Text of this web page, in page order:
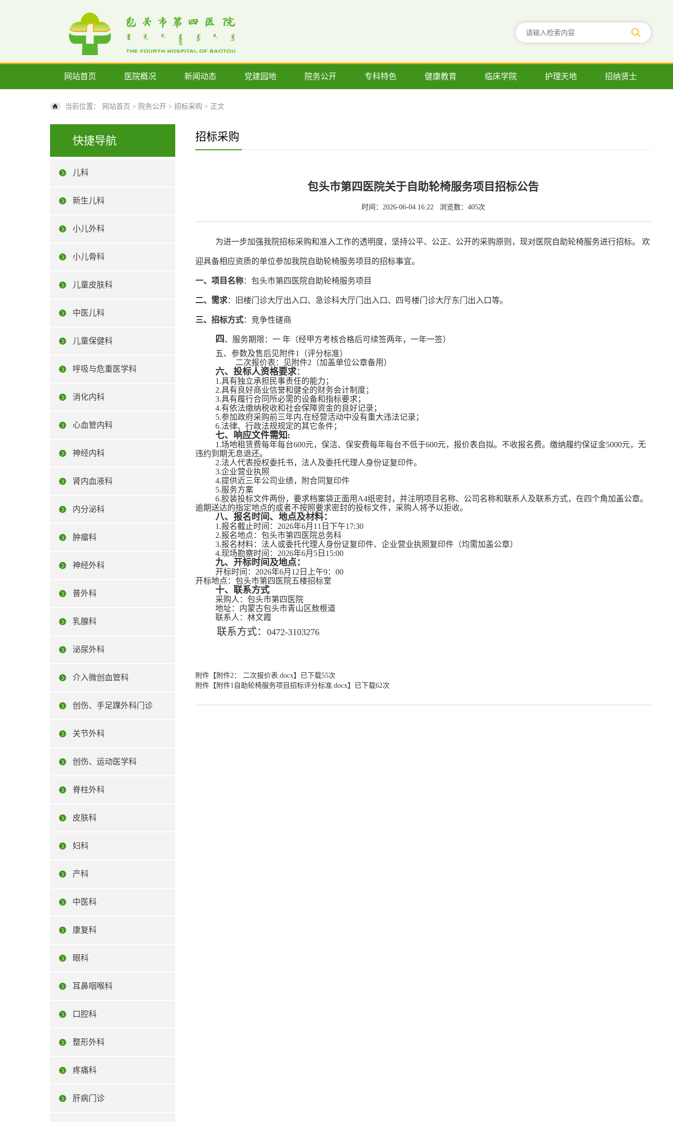
网站首页 医院概况 新闻动态 党建园地 院务公开 专科特色 健康教育 临床学院 护理天地 招纳贤士
当前位置： 网站首页 > 院务公开 > 招标采购 > 正文
快捷导航
儿科
新生儿科
小儿外科
小儿骨科
儿童皮肤科
中医儿科
儿童保健科
呼吸与危重医学科
消化内科
心血管内科
神经内科
肾内血液科
内分泌科
肿瘤科
神经外科
普外科
乳腺科
泌尿外科
介入微创血管科
创伤、手足踝外科门诊
关节外科
创伤、运动医学科
脊柱外科
皮肤科
妇科
产科
中医科
康复科
眼科
耳鼻咽喉科
口腔科
整形外科
疼痛科
肝病门诊
招标采购
包头市第四医院关于自助轮椅服务项目招标公告
时间：2026-06-04 16:22 浏览数： 405次
为进一步加强我院招标采购和准入工作的透明度，坚持公平、公正、公开的采购原则，现对医院自助轮椅服务进行招标。 欢
迎具备相应资质的单位参加我院自助轮椅服务项目的招标事宜。
一、项目名称：包头市第四医院自助轮椅服务项目
二、 需求：旧楼门诊大厅出入口、急诊科大厅门出入口、四号楼门诊大厅东门出入口等。
三、 招标方式：竞争性磋商
四 、服务期限：一 年（经甲方考核合格后可续签两年，一年一签）
五、参数及售后见附件1（评分标准）
二次报价表：见附件2（加盖单位公章备用）
六、投标人资格要求：
1.具有独立承担民事责任的能力；
2.具有良好商业信誉和健全的财务会计制度；
3.具有履行合同所必需的设备和指标要求；
4.有依法缴纳税收和社会保障资金的良好记录；
5.参加政府采购前三年内,在经营活动中没有重大违法记录；
6.法律、行政法规规定的其它条件；
七、响应文件需知 :
1.场地租赁费每年每台600元，保洁、保安费每年每台不低于600元，报价表自拟。不收报名费。缴纳履约保证金5000元，无
违约到期无息退还。
2.法人代表授权委托书，法人及委托代理人身份证复印件。
3.企业营业执照
4.提供近三年公司业绩，附合同复印件
5.服务方案
6.胶装投标文件两份，要求档案袋正面用A4纸密封，并注明项目名称、公司名称和联系人及联系方式，在四个角加盖公章。
逾期送达的指定地点的或者不按照要求密封的投标文件，采购人将予以拒收。
八、报名时间、地点及材料：
1.报名截止时间：2026年6月11日下午17:30
2.报名地点：包头市第四医院总务科
3.报名材料：法人或委托代理人身份证复印件、企业营业执照复印件（均需加盖公章）
4.现场勘察时间：2026年6月5日15:00
九、开标时间及地点：
开标时间：2026年6月12日上午9：00
开标地点：包头市第四医院五楼招标室
十、联系方式
采购人：包头市第四医院
地址：内蒙古包头市青山区敖根道
联系人：林文霞
联系方式： 0472-3103276
附件【 附件2： 二次报价表.docx】已下载55次
附件【 附件1自助轮椅服务项目招标评分标准.docx】已下载62次